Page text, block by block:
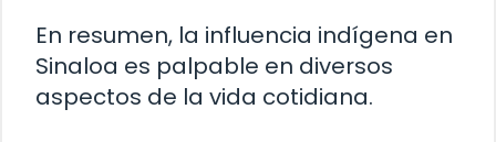
En resumen, la influencia indígena en
Sinaloa es palpable en diversos
aspectos de la vida cotidiana.